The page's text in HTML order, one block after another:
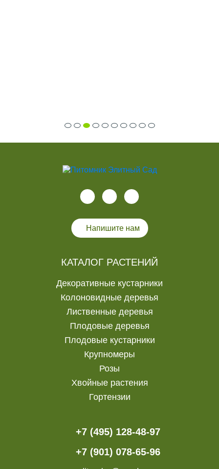
Напишите нам
КАТАЛОГ РАСТЕНИЙ
Декоративные кустарники
Колоновидные деревья
Лиственные деревья
Плодовые деревья
Плодовые кустарники
Крупномеры
Розы
Хвойные растения
Гортензии
+7 (495) 128-48-97
+7 (901) 078-65-96